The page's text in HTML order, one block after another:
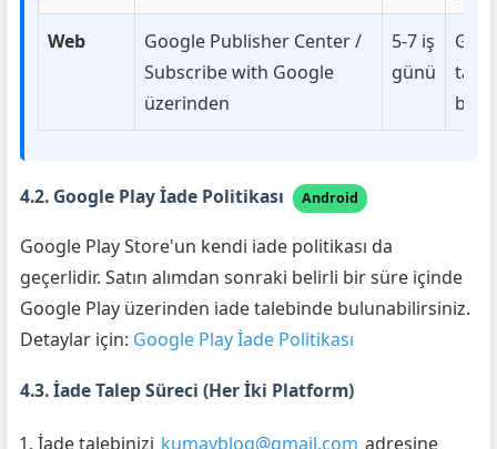
Web
Google Publisher Center /
Subscribe with Google
üzerinden
5-7 iş
günü
bağlı
4.2. Google Play İade Politikası Android
Google Play Store'un kendi iade politikası da
geçerlidir. Satın alımdan sonraki belirli bir süre içinde
Google Play üzerinden iade talebinde bulunabilirsiniz.
Detaylar için: Google Play İade Politikası
4.3. İade Talep Süreci (Her İki Platform)
İade talebinizi kumayblog@gmail.com adresine